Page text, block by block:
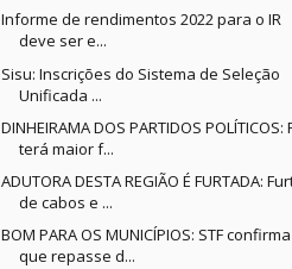
Informe de rendimentos 2022 para o IR
deve ser e...
Sisu: Inscrições do Sistema de Seleção
Unificada ...
DINHEIRAMA DOS PARTIDOS POLÍTICOS:
terá maior f...
ADUTORA DESTA REGIÃO É FURTADA:
de cabos e ...
BOM PARA OS MUNICÍPIOS: STF confirma
que repasse d...